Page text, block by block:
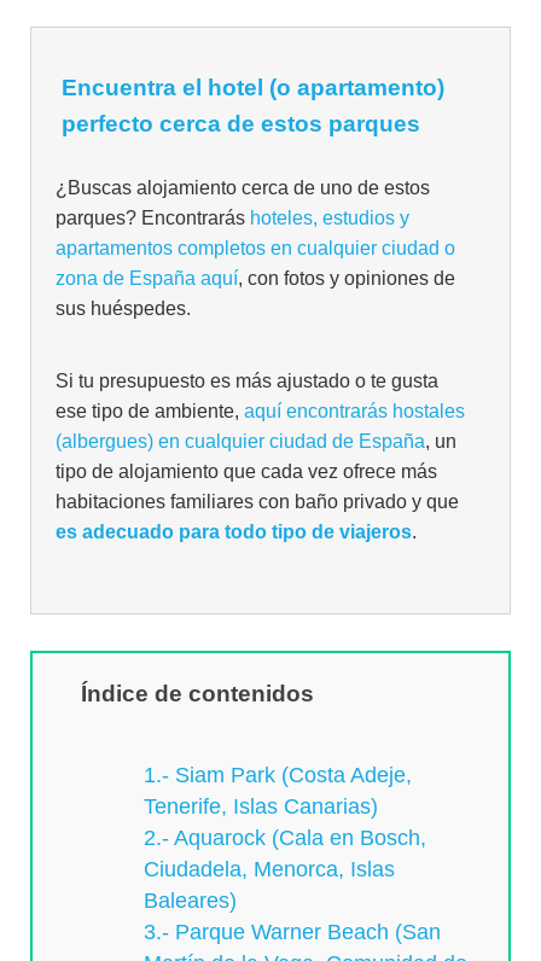
Encuentra el hotel (o apartamento)
perfecto cerca de estos parques
¿Buscas alojamiento cerca de uno de estos
parques? Encontrarás hoteles, estudios y
apartamentos completos en cualquier ciudad o
zona de España aquí, con fotos y opiniones de
sus huéspedes.
Si tu presupuesto es más ajustado o te gusta
ese tipo de ambiente, aquí encontrarás hostales
(albergues) en cualquier ciudad de España, un
tipo de alojamiento que cada vez ofrece más
habitaciones familiares con baño privado y que
es adecuado para todo tipo de viajeros.
Índice de contenidos
1.- Siam Park (Costa Adeje,
Tenerife, Islas Canarias)
2.- Aquarock (Cala en Bosch,
Ciudadela, Menorca, Islas
Baleares)
3.- Parque Warner Beach (San